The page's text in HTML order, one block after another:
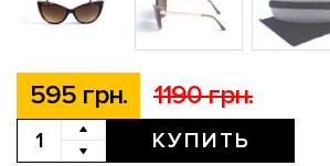
595 грн. 1190 грн.
КУПИТЬ